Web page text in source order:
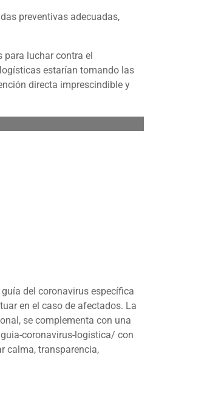
preventivas adecuadas,
para luchar contra el
estarían tomando las
directa imprescindible y
del coronavirus específica
en el caso de afectados. La
se complementa con una
coronavirus-logistica/ con
calma, transparencia,